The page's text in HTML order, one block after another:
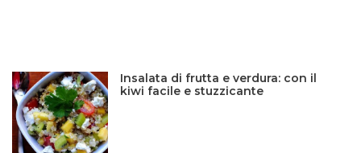
Insalata di frutta e verdura: con il
kiwi facile e stuzzicante